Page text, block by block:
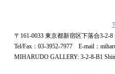
〒161-0033 東京都新宿区下落合3-2-
Tel/Fax：03-3952-7977 E-mail：
MIHARUDO GALLERY: 3-2-8-B1